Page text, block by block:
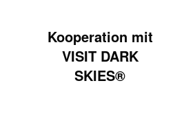
Kooperation mit
VISIT DARK
SKIES®